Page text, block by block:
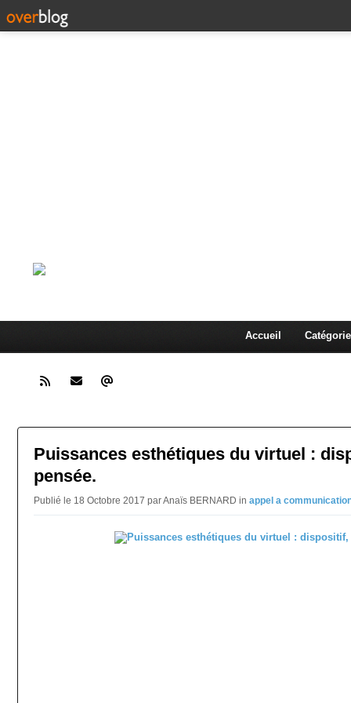
Accueil
Puissances esthétiques du virtuel :
pensée.
Publié le 18 Octobre 2017 par Anaïs BERNARD in appel a